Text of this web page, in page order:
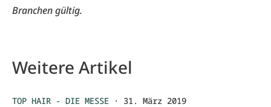
Branchen gültig.
Weitere Artikel
TOP HAIR - DIE MESSE · 31. März 2019